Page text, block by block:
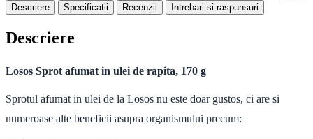
Descriere Specificatii Recenzii Intrebari si raspunsuri
Descriere
Losos Sprot afumat in ulei de rapita, 170 g
Sprotul afumat in ulei de la Losos nu este doar gustos, ci are si
numeroase alte beneficii asupra organismului precum: